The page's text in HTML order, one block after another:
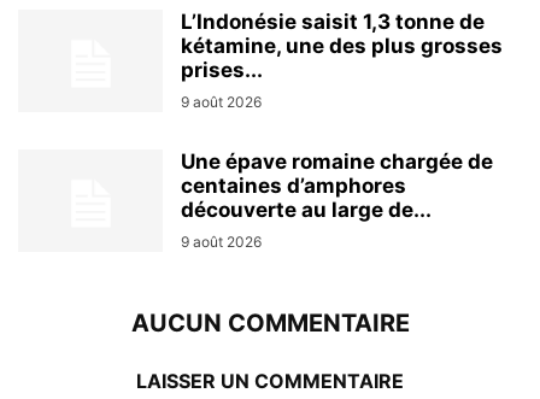
L’Indonésie saisit 1,3 tonne de
kétamine, une des plus grosses
prises...
9 août 2026
Une épave romaine chargée de
centaines d’amphores
découverte au large de...
9 août 2026
AUCUN COMMENTAIRE
LAISSER UN COMMENTAIRE